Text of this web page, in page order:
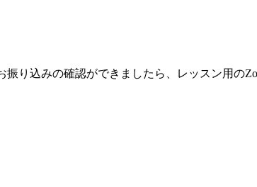
り込みの確認ができましたら、レッスン用の